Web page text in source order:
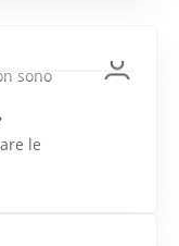
sono
le